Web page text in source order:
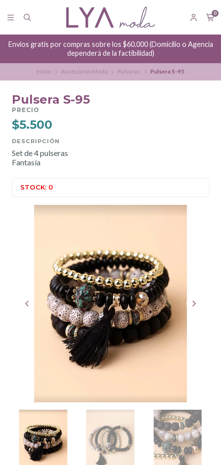
0
Envíos gratis por compras sobre los $60.000 (Domicilio o Agencia
dependerá de la factibilidad)
Inicio Accesorios Moda Pulseras Pulsera S-95
Pulsera S-95
PRECIO
$5.500
DESCRIPCIÓN
Set de 4 pulseras
Fantasía
STOCK: 0